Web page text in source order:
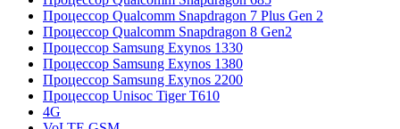
Процессор Qualcomm Snapdragon 7 Plus Gen 2
Процессор Qualcomm Snapdragon 8 Gen2
Процессор Samsung Exynos 1330
Процессор Samsung Exynos 1380
Процессор Samsung Exynos 2200
Процессор Unisoc Tiger T610
4G